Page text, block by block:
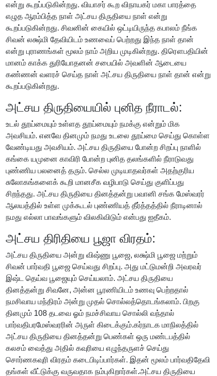
என்று கூறப்படுகின்றது. வியாசர் கூற விநாயகர் மகா பாரத்தை
எழுத ஆரம்பித்த நாள் அட்சய திருதியை நாள் என்று
கூறப்படுகின்றது. சிவனின் கையில் ஒட்டியிருந்த கபாலம் நீங்க
சிவன் லக்ஷ்மி தேவியிடம் உணவைப் பெற்றது இந்த நாள் தான்
என்று புராணங்கள் மூலம் நாம் அறிய முடிகின்றது. திரௌபதியின்
மானம் காக்க துரியோதனன் சபையில் அவளின் ஆடையை
கண்ணன் வளரச் செய்த நாள் அட்சய திருதியை நாள் தான் என்று
கூறப்படுகின்றது.
அட்சய திருதியையில் புனித நீராடல்:
உடல் தூய்மையும் உள்ளத தூய்மையும் நமக்கு என்றும் மிக
அவசியம். எனவே தினமும் நமது உடலை தூய்மை செய்து கொள்ள
வேண்டியது அவசியம். அட்சய திருதியை போன்ற சிறப்பு நாளில்
கங்கை யமுனை காவிரி போன்ற புனித தலங்களில் நீராடுவது
புண்ணிய பலனைத் தரும். செல்ல முடியாதவர்கள் அதற்குரிய
சுலோகங்களைக் கூறி மானசீக வழிபாடு செய்து குளிப்பது
சிறந்தது. அட்சய திருதியை தினத்தன்று பவானி சங்க மேஸ்வரர்
ஆலயத்தில் உள்ள முக்கூடல் புண்ணியத் தீர்த்தத்தில் நீராடினால்
நமது எல்லா பாவங்களும் விலகிவிடும் என்பது ஐதீகம்.
அட்சய திரிதியை பூஜா விரதம்:
அட்சய திருதியை அன்று விஷ்ணு பூஜை, லக்ஷ்மி பூஜை மற்றும்
சிவன் பார்வதி பூஜை செய்வது சிறப்பு. அது மட்டுமன்றி அவரவர்
இஷ்ட தெய்வ பூஜையும் செய்யலாம். அட்சய திருதியை
தினத்தன்று சிவனே, அன்ன பூரணியிடம் உணவு பெற்றதால்
நமசிவாய மந்திரம் அன்று முதல் சொல்லத்தொடங்கலாம். பிறகு
தினமும் 108 தடவை ஓம் நமச்சிவாய சொல்லி வந்தால்
பார்வதிபரமேஸ்வரரின் அருள் கிடைக்கும்.கர்நாடக மாநிலத்தில்
அட்சய திருதியை தினத்தன்று பெண்கள் ஒரு மண்டபத்தில்
கலசம் வைத்து அதில் கவுரியை எழுந்தருளச் செய்து
சொர்ணகவுரி விரதம் கடைபிடிப்பார்கள். இதன் மூலம் பார்வதிதேவி
தங்கள் வீட்டுக்கு வருவதாக நம்புகிறார்கள்.அட்சய திருதியை